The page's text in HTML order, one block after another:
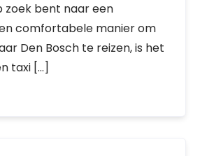
zoek bent naar een
comfortabele manier om
Den Bosch te reizen, is het
taxi […]